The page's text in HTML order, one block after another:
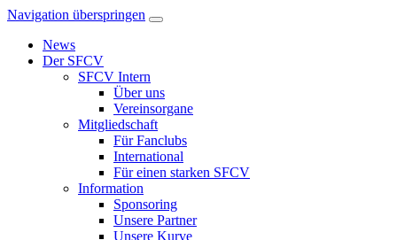
Navigation überspringen
News
Der SFCV
SFCV Intern
Über uns
Vereinsorgane
Mitgliedschaft
Für Fanclubs
International
Für einen starken SFCV
Information
Sponsoring
Unsere Partner
Unsere Kurve